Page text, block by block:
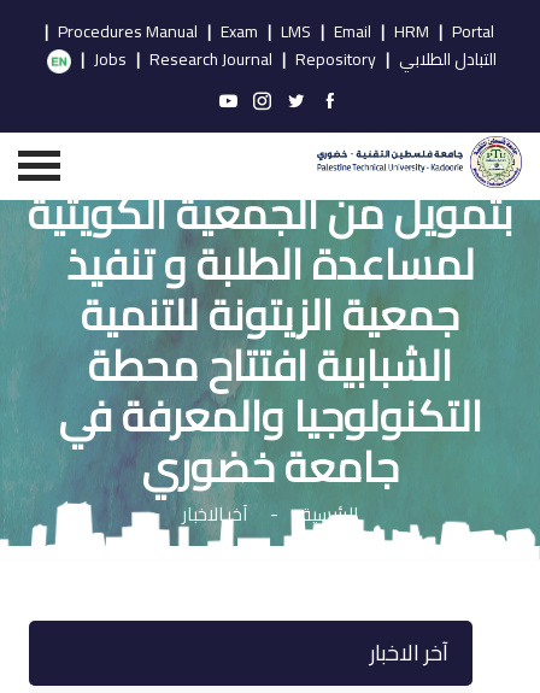
Portal
|
HRM
|
Email
|
LMS
|
Exam
|
Procedures Manual
|
التبادل الطلابي |
Repository
|
Research Journal
|
Jobs
|
بتمويل من الجمعية الكويتية
لمساعدة الطلبة و تنفيذ
جمعية الزيتونة للتنمية
الشبابية افتتاح محطة
التكنولوجيا والمعرفة في
جامعة خضوري
الرئيسية - آخر الاخبار
آخر الاخبار